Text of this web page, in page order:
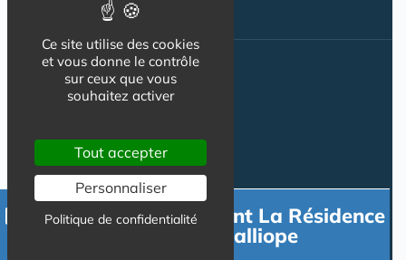
Actualité
VIDÉOS
AGENDA
Flux RSS
Contacter directement La Résidence
DOMITYS La Calliope
Ce site utilise des cookies
et vous donne le contrôle
sur ceux que vous
souhaitez activer
Tout accepter
Personnaliser
Politique de confidentialité